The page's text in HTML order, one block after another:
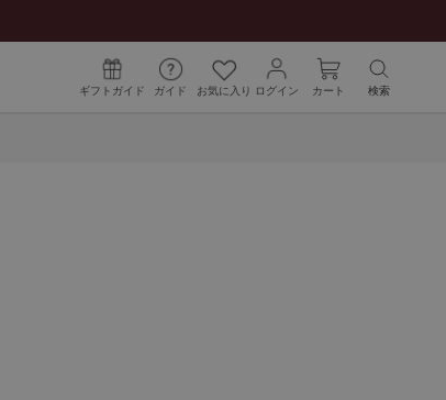
ギフトガイド ガイド お気に入り ログイン カート 検索